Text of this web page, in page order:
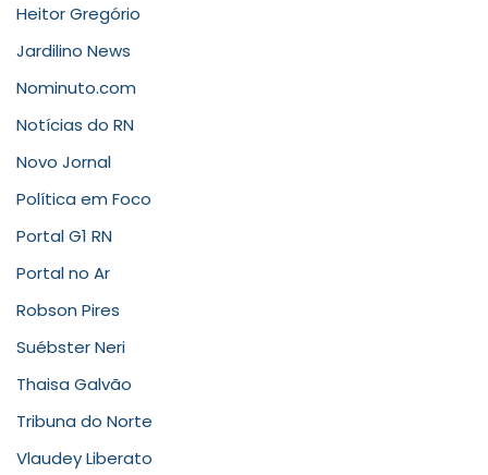
Heitor Gregório
Jardilino News
Nominuto.com
Notícias do RN
Novo Jornal
Política em Foco
Portal G1 RN
Portal no Ar
Robson Pires
Suébster Neri
Thaisa Galvão
Tribuna do Norte
Vlaudey Liberato